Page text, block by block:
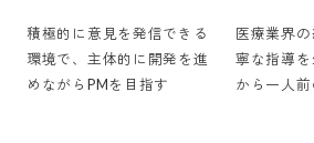
積極的に意見を発信できる
環境で、主体的に開発を進
めながらPMを目指す
医療業界
寧な指導
から一人